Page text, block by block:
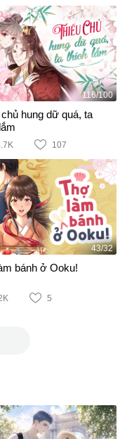
116/100
hung dữ quá, ta
107
43/32
bánh ở Ooku!
5